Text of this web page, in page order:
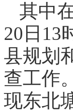
其中
20日13
县规划
查工作
现东北